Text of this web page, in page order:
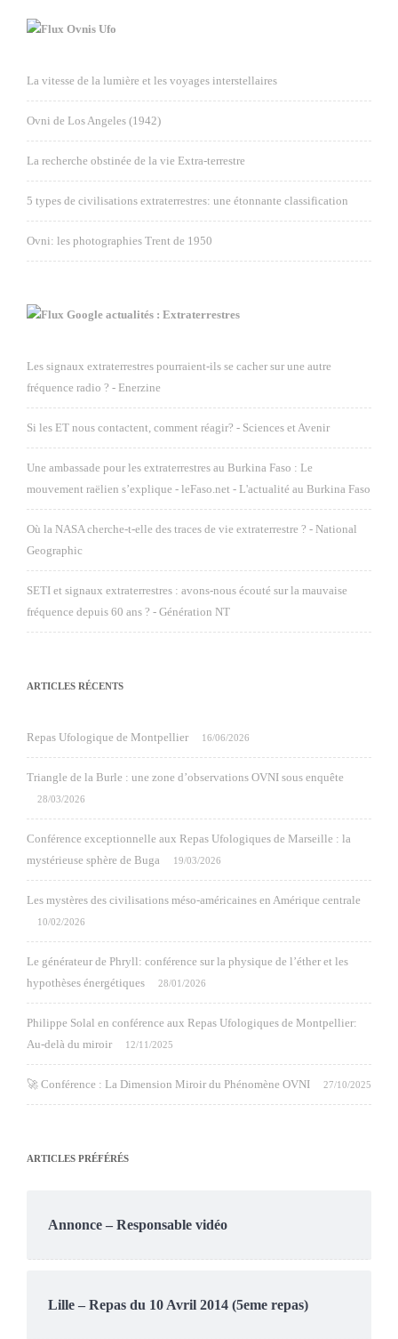
Ovnis Ufo
La vitesse de la lumière et les voyages interstellaires
Ovni de Los Angeles (1942)
La recherche obstinée de la vie Extra-terrestre
5 types de civilisations extraterrestres: une étonnante classification
Ovni: les photographies Trent de 1950
Google actualités : Extraterrestres
Les signaux extraterrestres pourraient-ils se cacher sur une autre
fréquence radio ? - Enerzine
Si les ET nous contactent, comment réagir? - Sciences et Avenir
Une ambassade pour les extraterrestres au Burkina Faso : Le
mouvement raëlien s’explique - leFaso.net - L'actualité au Burkina Faso
Où la NASA cherche-t-elle des traces de vie extraterrestre ? - National
Geographic
SETI et signaux extraterrestres : avons-nous écouté sur la mauvaise
fréquence depuis 60 ans ? - Génération NT
ARTICLES RÉCENTS
Repas Ufologique de Montpellier 16/06/2026
Triangle de la Burle : une zone d’observations OVNI sous enquête
28/03/2026
Conférence exceptionnelle aux Repas Ufologiques de Marseille : la
mystérieuse sphère de Buga
19/03/2026
Les mystères des civilisations méso-américaines en Amérique centrale
10/02/2026
Le générateur de Phryll: conférence sur la physique de l’éther et les
hypothèses énergétiques
28/01/2026
Philippe Solal en conférence aux Repas Ufologiques de Montpellier:
Au-delà du miroir
12/11/2025
🚀 Conférence : La Dimension Miroir du Phénomène OVNI 27/10/2025
ARTICLES PRÉFÉRÉS
Annonce – Responsable vidéo
Lille – Repas du 10 Avril 2014 (5eme repas)